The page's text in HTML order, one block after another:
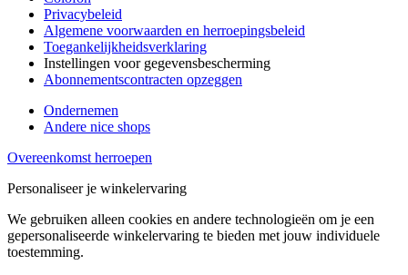
Privacybeleid
Algemene voorwaarden en herroepingsbeleid
Toegankelijkheidsverklaring
Instellingen voor gegevensbescherming
Abonnementscontracten opzeggen
Ondernemen
Andere nice shops
Overeenkomst herroepen
Personaliseer je winkelervaring
We gebruiken alleen cookies en andere technologieën om je een
gepersonaliseerde winkelervaring te bieden met jouw individuele
toestemming.